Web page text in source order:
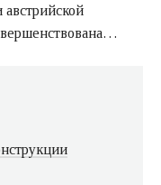
австрийской